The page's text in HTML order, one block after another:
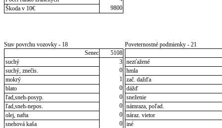
Škoda v 10€
9800
Stav povrchu vozovky - 18
Senec
5108
suchý
3
suchý, znečis.
0
mokrý
1
blato
0
ľad,sneh-posyp.
0
ľad,sneh-nepos.
0
olej, nafta
0
snehová kaša
0
Poveternostné podmienky - 21
nezťažené
hmla
zač. dažďa
dážď
sneženie
námraza, poľad.
náraz. vietor
iné